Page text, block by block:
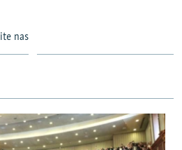
1080p
nas